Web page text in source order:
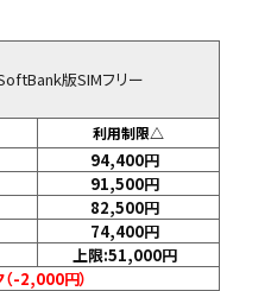
版SIMフリー
利用制限△
94,400円
91,500円
82,500円
74,400円
上限:51,000円
-2,000円）